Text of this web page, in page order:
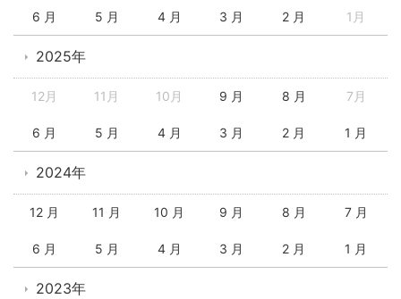
6 月 5 月 4 月 3 月 2 月 1月
2025年
12月 11月 10月 9 月 8 月 7月
6 月 5 月 4 月 3 月 2 月 1 月
2024年
12 月 11 月 10 月 9 月 8 月 7 月
6 月 5 月 4 月 3 月 2 月 1 月
2023年